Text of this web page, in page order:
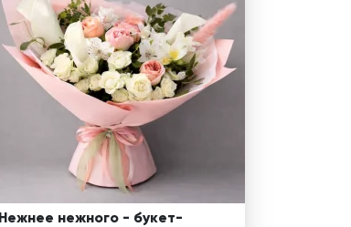
Нежнее нежного - букет-